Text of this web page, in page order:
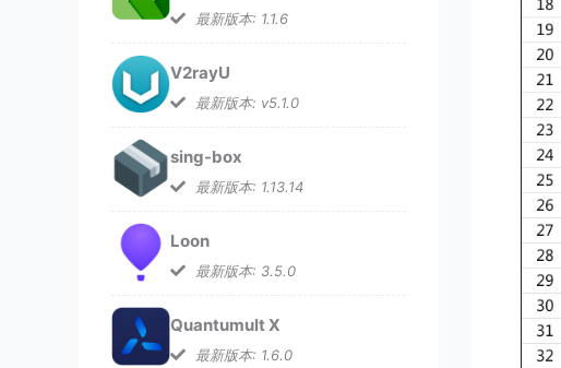
最新版本: 1.1.6
V2rayU
最新版本: v5.1.0
sing-box
最新版本: 1.13.14
Loon
最新版本: 3.5.0
Quantumult X
最新版本: 1.6.0